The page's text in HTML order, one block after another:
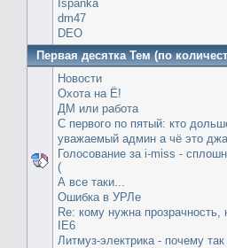
Ispanka
dm47
DEO
Первая десятка Тем (по
Новости
Охота на Ё!
ДМ или работа
С первого по пятый: кто
уважаемый админ а чё это
Голосование за i-miss -
(
А все таки...
Ошибка в УРЛе
Re: кому нужна
IE6
Литмуз-электрика - почему